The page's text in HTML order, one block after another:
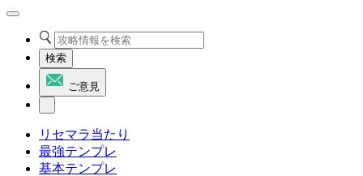
検索
ご意見
リセマラ当たり
最強テンプレ
基本テンプレ